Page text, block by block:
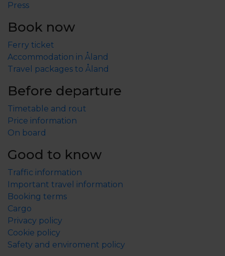
Press
Book now
Ferry ticket
Accommodation in Åland
Travel packages to Åland
Before departure
Timetable and rout
Price information
On board
Good to know
Traffic information
Important travel information
Booking terms
Cargo
Privacy policy
Cookie policy
Safety and enviroment policy